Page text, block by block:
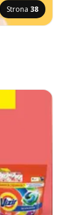
Strona 38